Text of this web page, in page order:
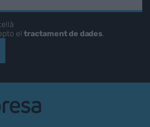
eltractament de dades.